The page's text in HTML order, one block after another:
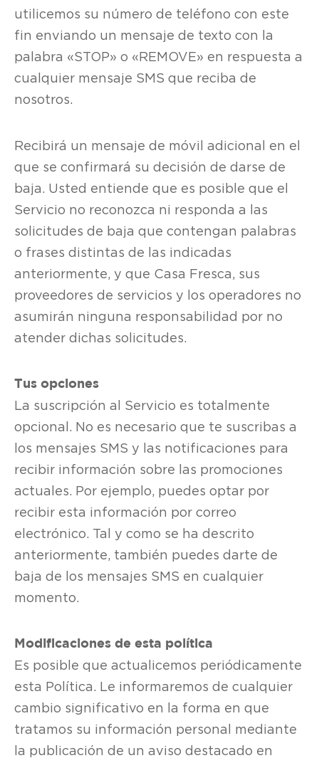
utilicemos su número de teléfono con este
fin enviando un mensaje de texto con la
palabra «STOP» o «REMOVE» en respuesta a
cualquier mensaje SMS que reciba de
nosotros.
Recibirá un mensaje de móvil adicional en el
que se confirmará su decisión de darse de
baja. Usted entiende que es posible que el
Servicio no reconozca ni responda a las
solicitudes de baja que contengan palabras
o frases distintas de las indicadas
anteriormente, y que Casa Fresca, sus
proveedores de servicios y los operadores no
asumirán ninguna responsabilidad por no
atender dichas solicitudes.
Tus opciones
La suscripción al Servicio es totalmente
opcional. No es necesario que te suscribas a
los mensajes SMS y las notificaciones para
recibir información sobre las promociones
actuales. Por ejemplo, puedes optar por
recibir esta información por correo
electrónico. Tal y como se ha descrito
anteriormente, también puedes darte de
baja de los mensajes SMS en cualquier
momento.
Modificaciones de esta política
Es posible que actualicemos periódicamente
esta Política. Le informaremos de cualquier
cambio significativo en la forma en que
tratamos su información personal mediante
la publicación de un aviso destacado en